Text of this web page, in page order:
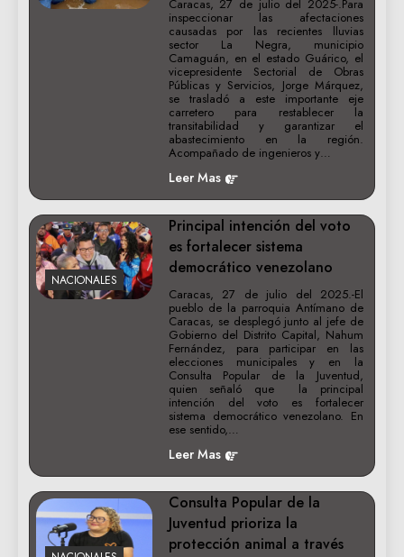
Caracas, 27 de julio del 2025-.Para
inspeccionar las afectaciones
causadas por las recientes lluvias
sector La Negra, municipio
Camaguán, en el estado Guárico, el
vicepresidente Sectorial de Obras
Públicas y Servicios, Jorge Márquez,
se trasladó a este importante eje
carretero para restablecer la
transitabilidad y garantizar el
abastecimiento en la región.
Acompañado de ingenieros y…
Leer Mas
NACIONALES
Principal intención del voto
es fortalecer sistema
democrático venezolano
Caracas, 27 de julio del 2025.-El
pueblo de la parroquia Antímano de
Caracas, se desplegó junto al jefe de
Gobierno del Distrito Capital, Nahum
Fernández, para participar en las
elecciones municipales y en la
Consulta Popular de la Juventud,
quien señaló que la principal
intención del voto es fortalecer
sistema democrático venezolano. En
ese sentido,…
Leer Mas
Consulta Popular de la
Juventud prioriza la
protección animal a través